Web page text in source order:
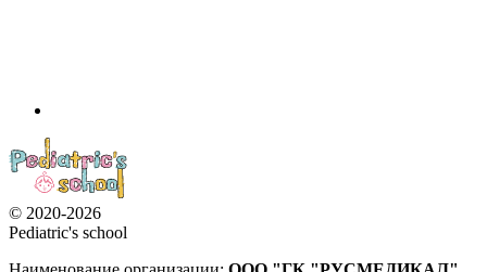
© 2020-2026
Pediatric's school